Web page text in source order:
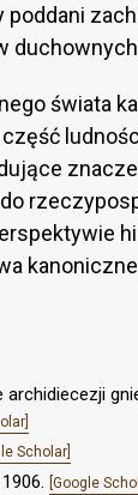
świata
Scholar]
[Google